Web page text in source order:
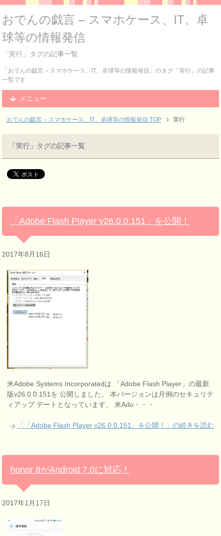
おでんの戯言 – スマホケース、IT、卓
球等の情報発信
「実行」タグの記事一覧
「おでんの戯言 – スマホケース、IT、卓球等の情報発信」のタグ「実行」の記事
一覧です
メニュー
おでんの戯言 – スマホケース、IT、卓球等の情報発信 TOP 実行
「実行」タグの記事一覧
「Adobe Flash Player v26.0.0.151」を公開！
2017年8月16日
米Adobe Systems Incorporatedは 「Adobe Flash Player」の最新
版v26.0.0.151を 公開しました。 本バージョンは月例のセキュリテ
ィアップ デートとなっています。 米Ado・・・
「「Adobe Flash Player v26.0.0.151」を公開！」の続きを読む
honor 8がAndroid 7.0に対応！
2017年1月17日